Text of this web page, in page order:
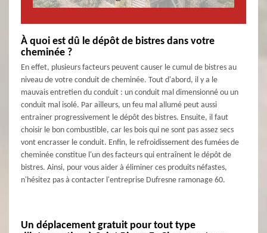
À quoi est dû le dépôt de bistres dans votre
cheminée ?
En effet, plusieurs facteurs peuvent causer le cumul de bistres au
niveau de votre conduit de cheminée. Tout d'abord, il y a le
mauvais entretien du conduit : un conduit mal dimensionné ou un
conduit mal isolé. Par ailleurs, un feu mal allumé peut aussi
entrainer progressivement le dépôt des bistres. Ensuite, il faut
choisir le bon combustible, car les bois qui ne sont pas assez secs
vont encrasser le conduit. Enfin, le refroidissement des fumées de
cheminée constitue l'un des facteurs qui entraînent le dépôt de
bistres. Ainsi, pour vous aider à éliminer ces produits néfastes,
n'hésitez pas à contacter l'entreprise Dufresne ramonage 60.
Un déplacement gratuit pour tout type